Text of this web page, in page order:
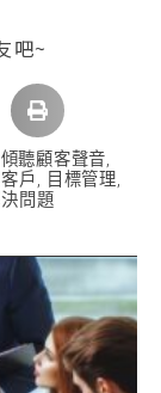
吧~
傾聽顧客聲音,
戶 , 目標管理,
問題